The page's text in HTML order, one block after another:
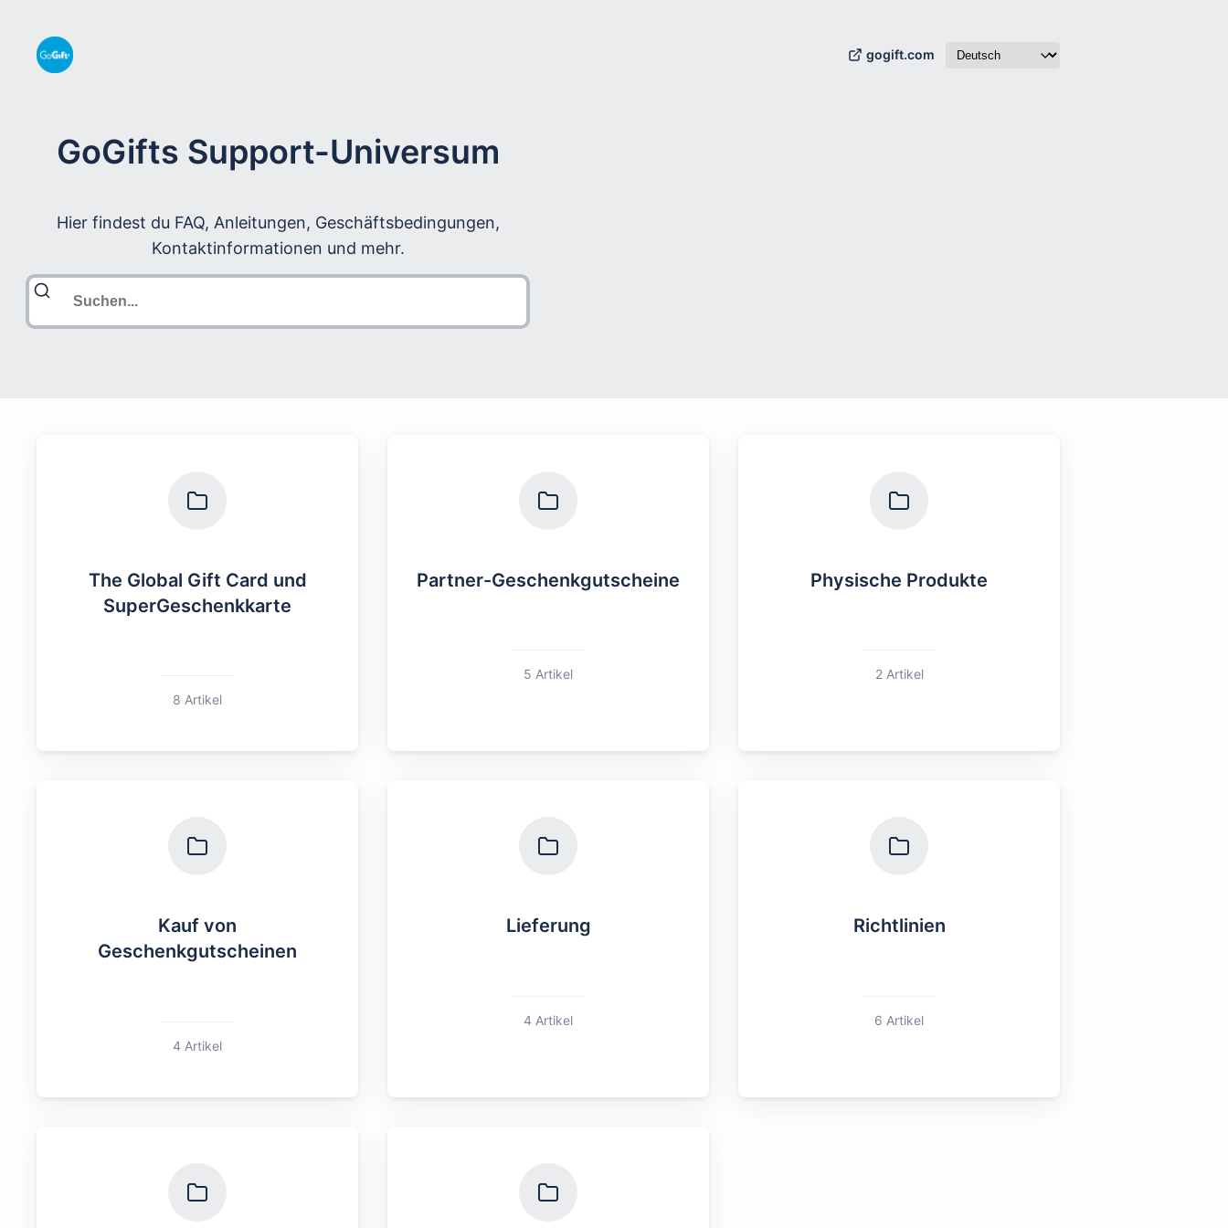
gogift.com
GoGifts Support-Universum
Hier findest du FAQ, Anleitungen, Geschäftsbedingungen,
Kontaktinformationen und mehr.
The Global Gift Card und
SuperGeschenkkarte
8 Artikel
Partner-Geschenkgutscheine
5 Artikel
Physische Produkte
2 Artikel
Kauf von
Geschenkgutscheinen
4 Artikel
Lieferung
4 Artikel
Richtlinien
6 Artikel